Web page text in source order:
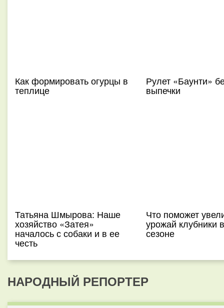
Как формировать огурцы в
теплице
Рулет «Баунти»
выпечки
Татьяна Шмырова: Наше
хозяйство «Затея»
началось с собаки и в ее
честь
Что поможет
урожай клубники
сезоне
НАРОДНЫЙ РЕПОРТЕР